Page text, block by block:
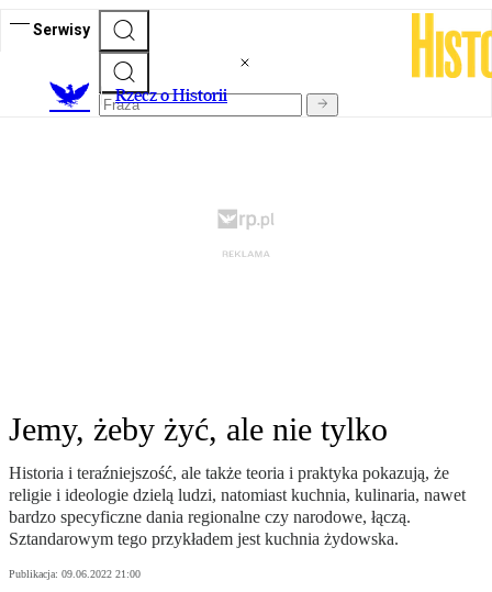
Serwisy
Rzecz o Historii
Jemy, żeby żyć, ale nie tylko
Historia i teraźniejszość, ale także teoria i praktyka pokazują, że
religie i ideologie dzielą ludzi, natomiast kuchnia, kulinaria, nawet
bardzo specyficzne dania regionalne czy narodowe, łączą.
Sztandarowym tego przykładem jest kuchnia żydowska.
Publikacja: 09.06.2022 21:00